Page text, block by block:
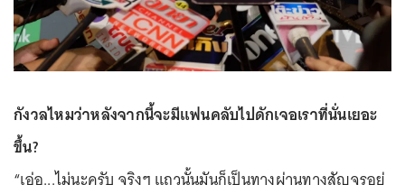
กังวลไหมว่าหลังจากนี้จะมีแฟนคลับไปดักเจอเราที่นั่นเยอะ
ขึ้น?
“เอ่อ...ไม่นะครับ จริงๆ แถวนั้นมันก็เป็นทางผ่านทางสัญจรอยู่